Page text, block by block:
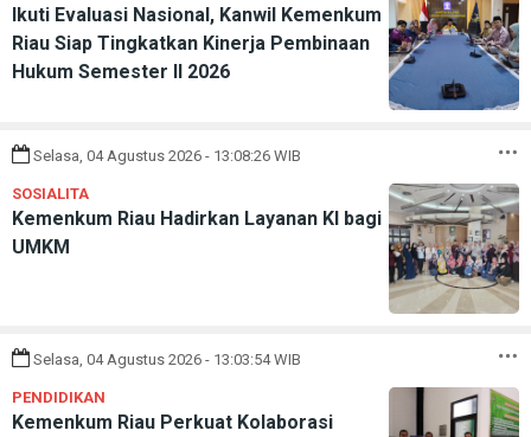
Ikuti Evaluasi Nasional, Kanwil Kemenkum
Riau Siap Tingkatkan Kinerja Pembinaan
Hukum Semester II 2026
Selasa, 04 Agustus 2026 - 13:08:26 WIB
SOSIALITA
Kemenkum Riau Hadirkan Layanan KI bagi
UMKM
Selasa, 04 Agustus 2026 - 13:03:54 WIB
PENDIDIKAN
Kemenkum Riau Perkuat Kolaborasi